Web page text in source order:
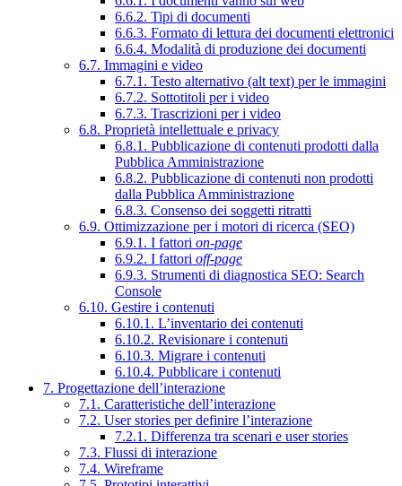
6.6.2. Tipi di documenti
6.6.3. Formato di lettura dei documenti elettronici
6.6.4. Modalità di produzione dei documenti
6.7. Immagini e video
6.7.1. Testo alternativo (alt text) per le immagini
6.7.2. Sottotitoli per i video
6.7.3. Trascrizioni per i video
6.8. Proprietà intellettuale e privacy
6.8.1. Pubblicazione di contenuti prodotti dalla
Pubblica Amministrazione
6.8.2. Pubblicazione di contenuti non prodotti
dalla Pubblica Amministrazione
6.8.3. Consenso dei soggetti ritratti
6.9. Ottimizzazione per i motori di ricerca (SEO)
6.9.1. I fattori on-page
6.9.2. I fattori off-page
6.9.3. Strumenti di diagnostica SEO: Search
Console
6.10. Gestire i contenuti
6.10.1. L’inventario dei contenuti
6.10.2. Revisionare i contenuti
6.10.3. Migrare i contenuti
6.10.4. Pubblicare i contenuti
7. Progettazione dell’interazione
7.1. Caratteristiche dell’interazione
7.2. User stories per definire l’interazione
7.2.1. Differenza tra scenari e user stories
7.3. Flussi di interazione
7.4. Wireframe